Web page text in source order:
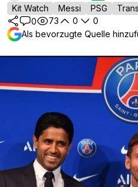
Kit Watch
Messi PSG
0
73 0
0
Als bevorzugte Quelle